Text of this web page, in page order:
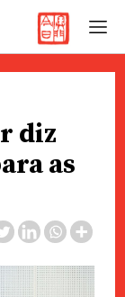
diz
as